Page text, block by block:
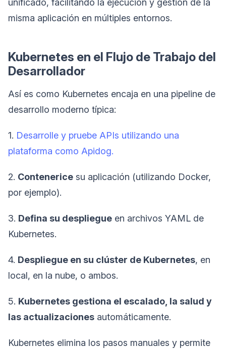
unificado, facilitando la ejecución y gestión de la
misma aplicación en múltiples entornos.
Kubernetes en el Flujo de Trabajo del
Desarrollador
Así es como Kubernetes encaja en una pipeline de
desarrollo moderno típica:
1. Desarrolle y pruebe APIs utilizando una
plataforma como Apidog.
2. Contenerice su aplicación (utilizando Docker,
por ejemplo).
3. Defina su despliegue en archivos YAML de
Kubernetes.
4. Despliegue en su clúster de Kubernetes, en
local, en la nube, o ambos.
5. Kubernetes gestiona el escalado, la salud y
las actualizaciones automáticamente.
Kubernetes elimina los pasos manuales y permite